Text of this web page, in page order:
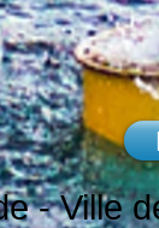
- Ville